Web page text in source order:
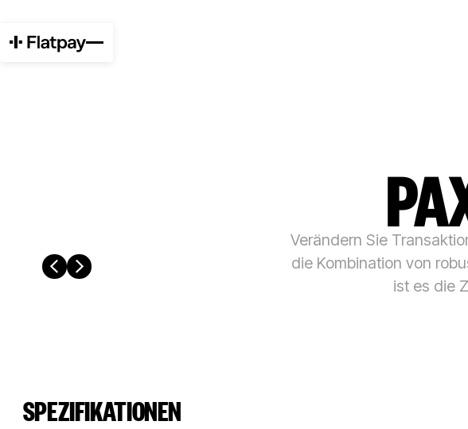
Verändern Sie
die Kombination von
ist es die
SPEZIFIKATIONEN